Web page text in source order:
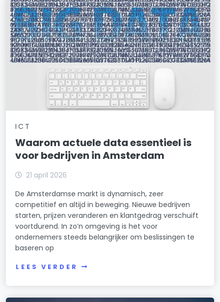
ICT
Waarom actuele data essentieel is
voor bedrijven in Amsterdam
21 april 2026
De Amsterdamse markt is dynamisch, zeer
competitief en altijd in beweging. Nieuwe bedrijven
starten, prijzen veranderen en klantgedrag verschuift
voortdurend. In zo’n omgeving is het voor
ondernemers steeds belangrijker om beslissingen te
baseren op
LEES VERDER